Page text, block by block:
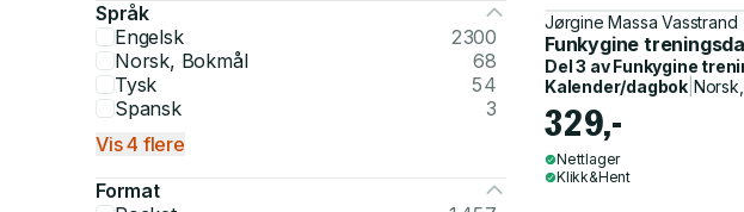
Språk
Engelsk
2300
Norsk, Bokmål
68
Tysk
54
Spansk
3
Vis 4 flere
Format
Jørgine Massa Vasstrand
Funkygine
Del 3 avFunkygine
Kalender/dagbok
329,-
Nettlager
Klikk&Hent